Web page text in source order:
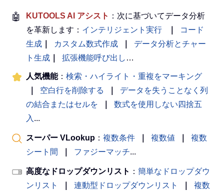
🤖 KUTOOLS AI アシスト ：次に基づいてデータ分析
を革新します： インテリジェント実行
コード
生成
カスタム数式作成
データ分析とチャー
ト生成
拡張機能呼び出し …
人気機能： 検索・ハイライト・重複をマーキング
空白行を削除する
データを失うことなく列
の結合またはセルを
数式を使用しない四捨五
入 ...
スーパー VLookup ： 複数条件 複数値
複数
シート間
ファジーマッチ...
高度なドロップダウンリスト ： 簡単なドロップダウ
ンリスト
連動型ドロップダウンリスト
複数